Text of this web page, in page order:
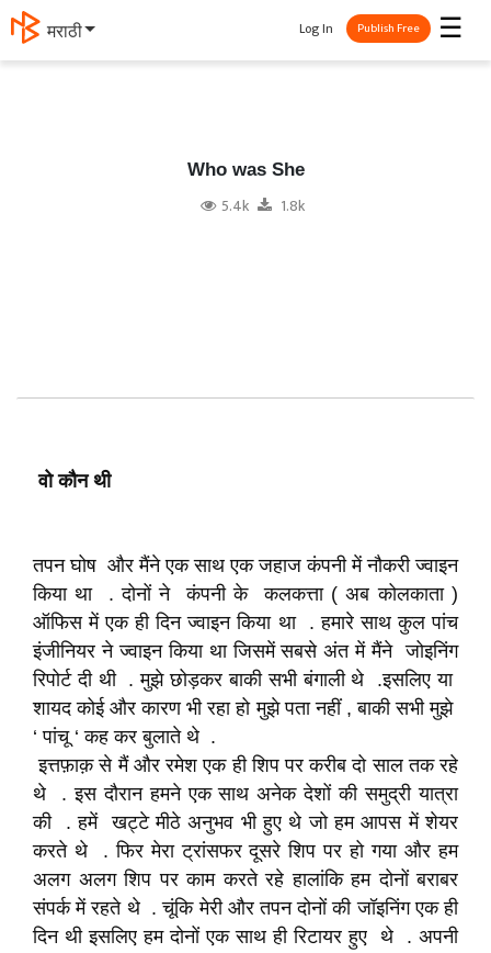
मराठी ☰
Log In Publish Free
Who was She
5.4k 1.8k
वो कौन थी
तपन घोष और मैंने एक साथ एक जहाज कंपनी में नौकरी ज्वाइन
किया था . दोनों ने कंपनी के कलकत्ता ( अब कोलकाता )
ऑफिस में एक ही दिन ज्वाइन किया था . हमारे साथ कुल पांच
इंजीनियर ने ज्वाइन किया था जिसमें सबसे अंत में मैंने जोइनिंग
रिपोर्ट दी थी . मुझे छोड़कर बाकी सभी बंगाली थे .इसलिए या
शायद कोई और कारण भी रहा हो मुझे पता नहीं , बाकी सभी मुझे
‘ पांचू ‘ कह कर बुलाते थे .
इत्तफ़ाक़ से मैं और रमेश एक ही शिप पर करीब दो साल तक रहे
थे . इस दौरान हमने एक साथ अनेक देशों की समुद्री यात्रा
की . हमें खट्टे मीठे अनुभव भी हुए थे जो हम आपस में शेयर
करते थे . फिर मेरा ट्रांसफर दूसरे शिप पर हो गया और हम
अलग अलग शिप पर काम करते रहे हालांकि हम दोनों बराबर
संपर्क में रहते थे . चूंकि मेरी और तपन दोनों की जॉइनिंग एक ही
दिन थी इसलिए हम दोनों एक साथ ही रिटायर हुए थे . अपनी